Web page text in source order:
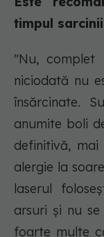
timpul
"Nu, complet
niciodată nu
însărcinate.
anumite boli
definitivă,
alergie la
laserul
arsuri și nu
foarte multe